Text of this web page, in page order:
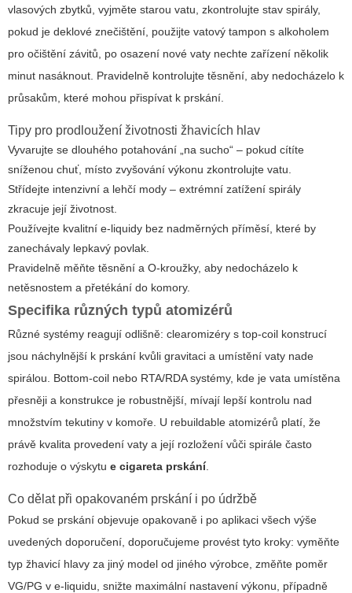
vlasových zbytků, vyjměte starou vatu, zkontrolujte stav spirály,
pokud je deklové znečištění, použijte vatový tampon s alkoholem
pro očištění závitů, po osazení nové vaty nechte zařízení několik
minut nasáknout. Pravidelně kontrolujte těsnění, aby nedocházelo k
průsakům, které mohou přispívat k prskání.
Tipy pro prodloužení životnosti žhavicích hlav
Vyvarujte se dlouhého potahování „na sucho“ – pokud cítíte
sníženou chuť, místo zvyšování výkonu zkontrolujte vatu.
Střídejte intenzivní a lehčí mody – extrémní zatížení spirály
zkracuje její životnost.
Používejte kvalitní e-liquidy bez nadměrných příměsí, které by
zanechávaly lepkavý povlak.
Pravidelně měňte těsnění a O-kroužky, aby nedocházelo k
netěsnostem a přetékání do komory.
Specifika různých typů atomizérů
Různé systémy reagují odlišně: clearomizéry s top-coil konstrucí
jsou náchylnější k prskání kvůli gravitaci a umístění vaty nade
spirálou. Bottom-coil nebo RTA/RDA systémy, kde je vata umístěna
přesněji a konstrukce je robustnější, mívají lepší kontrolu nad
množstvím tekutiny v komoře. U rebuildable atomizérů platí, že
právě kvalita provedení vaty a její rozložení vůči spirále často
rozhoduje o výskytu e cigareta prskání.
Co dělat při opakovaném prskání i po údržbě
Pokud se prskání objevuje opakovaně i po aplikaci všech výše
uvedených doporučení, doporučujeme provést tyto kroky: vyměňte
typ žhavicí hlavy za jiný model od jiného výrobce, změňte poměr
VG/PG v e-liquidu, snižte maximální nastavení výkonu, případně